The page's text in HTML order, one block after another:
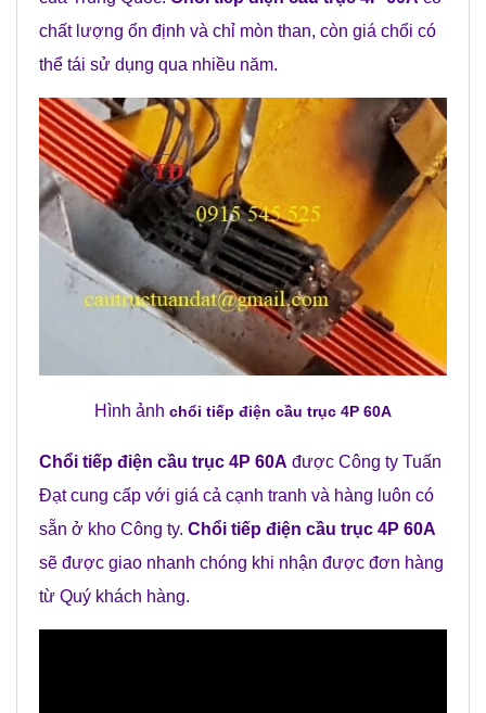
chất lượng ổn định và chỉ mòn than, còn giá chổi có
thể tái sử dụng qua nhiều năm.
Hình ảnh chổi tiếp điện cầu trục 4P 60A
Chổi tiếp điện cầu trục 4P 60A được Công ty Tuấn
Đạt cung cấp với giá cả cạnh tranh và hàng luôn có
sẵn ở kho Công ty. Chổi tiếp điện cầu trục 4P 60A
sẽ được giao nhanh chóng khi nhận được đơn hàng
từ Quý khách hàng.